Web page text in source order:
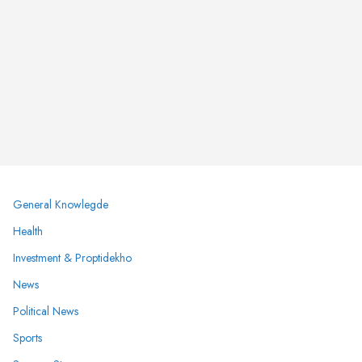
General Knowlegde
Health
Investment & Proptidekho
News
Political News
Sports